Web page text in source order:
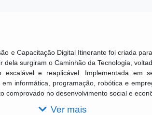
e Capacitação Digital Itinerante foi criada
surgiram o Caminhão da Tecnologia,
e reaplicável. Implementada em
informática, programação, robótica e
comprovado no desenvolvimento social e
Ver mais